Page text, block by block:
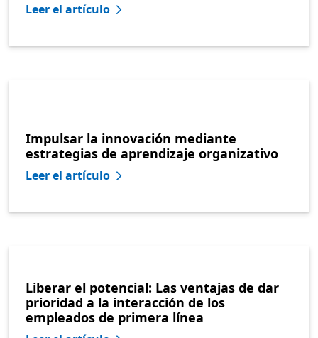
Leer el artículo
Impulsar la innovación mediante
estrategias de aprendizaje organizativo
Leer el artículo
Liberar el potencial: Las ventajas de dar
prioridad a la interacción de los
empleados de primera línea